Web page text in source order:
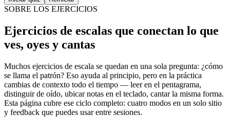
SOBRE LOS EJERCICIOS
Ejercicios de escalas que conectan lo que
ves, oyes y cantas
Muchos ejercicios de escala se quedan en una sola pregunta: ¿cómo
se llama el patrón? Eso ayuda al principio, pero en la práctica
cambias de contexto todo el tiempo — leer en el pentagrama,
distinguir de oído, ubicar notas en el teclado, cantar la misma forma.
Esta página cubre ese ciclo completo: cuatro modos en un solo sitio
y feedback que puedes usar entre sesiones.